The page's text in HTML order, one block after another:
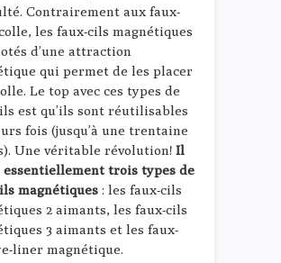
Contrairement aux faux-
les faux-cils magnétiques
d’une attraction
qui permet de les placer
Le top avec ces types de
est qu’ils sont réutilisables
fois (jusqu’à une trentaine
Une véritable révolution! Il
essentiellement trois types de
magnétiques : les faux-cils
2 aimants, les faux-cils
3 aimants et les faux-
liner magnétique.